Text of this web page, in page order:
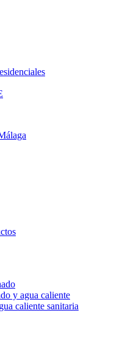
y agua caliente
caliente sanitaria